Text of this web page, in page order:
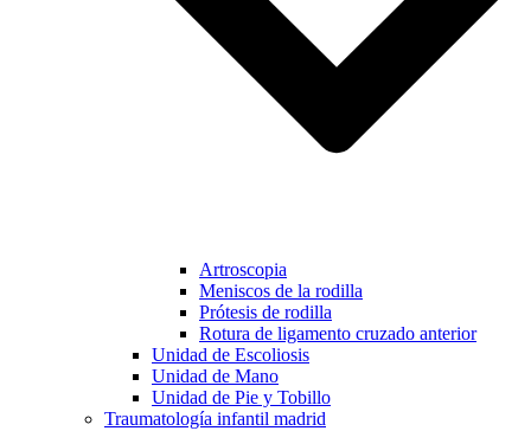
Artroscopia
Meniscos de la rodilla
Prótesis de rodilla
Rotura de ligamento cruzado anterior
Unidad de Escoliosis
Unidad de Mano
Unidad de Pie y Tobillo
Traumatología infantil madrid